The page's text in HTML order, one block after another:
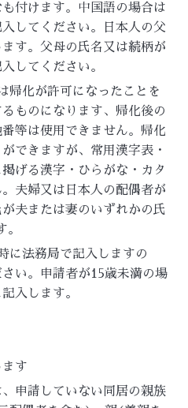
付けます。中国語の場合は
してください。日本人の父
す。父母の氏名又は続柄が
してください。
帰化が許可になったことを
ものになります、帰化後の
等は使用できません。帰化
できますが、常用漢字表・
げる漢字・ひらがな・カタ
夫婦又は日本人の配偶者が
夫または妻のいずれかの氏
に法務局で記入しますの
い。申請者が15歳未満の場
入します。
す
申請していない同居の親族